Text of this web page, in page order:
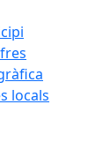
locals